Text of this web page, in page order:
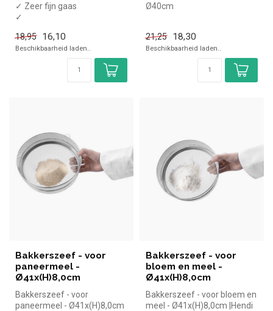
✓ Zeer fijn gaas
✓
✓ ø35,8cm
✓ RVS
18,95 16,10
Beschikbaarheid laden..
Ø40cm
21,25 18,30
Beschikbaarheid laden..
Bakkerszeef - voor
paneermeel -
Ø41x(H)8,0cm
Bakkerszeef - voor
paneermeel - Ø41x(H)8,0cm
Bakkerszeef - voor
bloem en meel -
Ø41x(H)8,0cm
Bakkerszeef - voor bloem en
meel - Ø41x(H)8,0cm |Hendi